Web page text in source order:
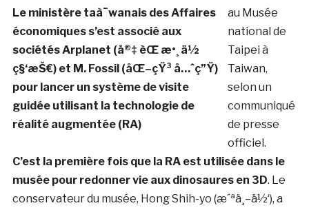
Le ministère taà¯wanais des Affaires
économiques s’est associé aux
sociétés Arplanet (å®‡ èŒ æ•¸ ä½
ç§‘æŠ€) et M. Fossil (åŒ–çŸ³ å…ˆç”Ÿ)
pour lancer un système de visite
guidée utilisant la technologie de
réalité augmentée (RA)
au Musée
national de
Taipei à
Taiwan,
selon un
communiqué
de presse
officiel.
C’est la première fois que la RA est utilisée dans le
musée pour redonner vie aux dinosaures en 3D. Le
conservateur du musée, Hong Shih-yo (æ´ªä¸–ä½‘), a